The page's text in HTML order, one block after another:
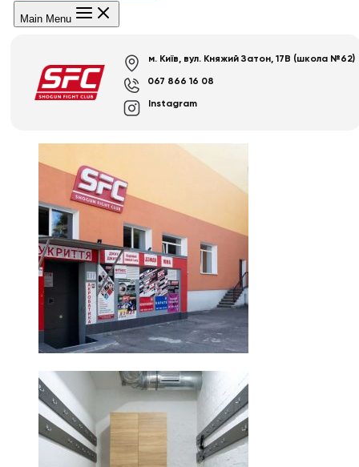
Main Menu
м. Київ, вул. Княжий Затон, 17В (школа №62)
067 866 16 08
Instagram